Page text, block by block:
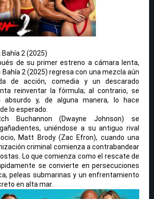
2 (2025)
de su primer estreno a cámara lenta,
Bahía 2 (2025) regresa con una mezcla aún
de acción, comedia y un descarado
reinventar la fórmula; al contrario, se
absurdo y, de alguna manera, lo hace
lo esperado.
Buchannon (Dwayne Johnson) se
uniéndose a su antiguo rival
Matt Brody (Zac Efron), cuando una
criminal comienza a contrabandear
Lo que comienza como el rescate de
se convierte en persecuciones
peleas submarinas y un enfrentamiento
en alta mar.